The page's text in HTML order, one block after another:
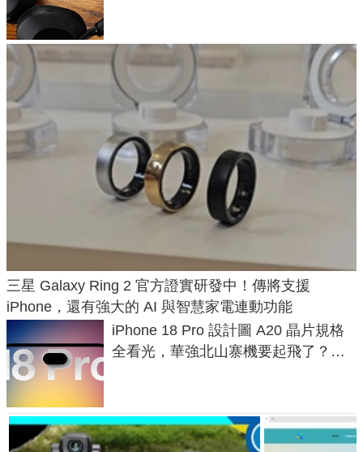
三星 Galaxy Ring 2 官方證實研發中！傳將支援
iPhone，還有強大的 AI 與智慧家電連動功能
iPhone 18 Pro 設計圖 A20 晶片規格
全看光，華強北山寨機要起飛了？專